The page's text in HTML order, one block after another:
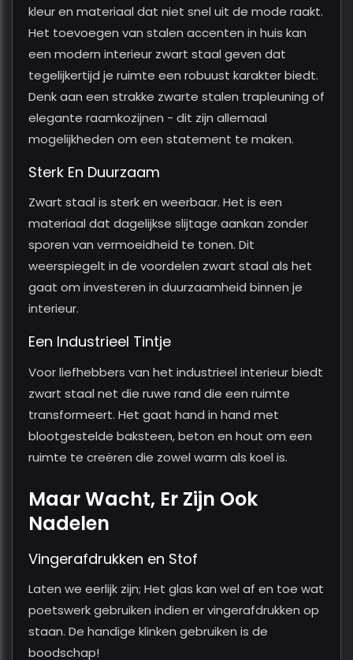
kleur en materiaal dat niet snel uit de mode raakt.
Het toevoegen van stalen accenten in huis kan
een modern interieur zwart staal geven dat
tegelijkertijd je ruimte een robuust karakter biedt.
Denk aan een strakke zwarte stalen trapleuning of
elegante raamkozijnen - dit zijn allemaal
mogelijkheden om een statement te maken.
Sterk En Duurzaam
Zwart staal is sterk en weerbaar. Het is een
materiaal dat dagelijkse slijtage aankan zonder
sporen van vermoeidheid te tonen. Dit
weerspiegelt in de voordelen zwart staal als het
gaat om investeren in duurzaamheid binnen je
interieur.
Een Industrieel Tintje
Voor liefhebbers van het industrieel interieur biedt
zwart staal net die ruwe rand die een ruimte
transformeert. Het gaat hand in hand met
blootgestelde baksteen, beton en hout om een
ruimte te creëren die zowel warm als koel is.
Maar Wacht, Er Zijn Ook
Nadelen
Vingerafdrukken en Stof
Laten we eerlijk zijn; Het glas kan wel af en toe wat
poetswerk gebruiken indien er vingerafdrukken op
staan. De handige klinken gebruiken is de
boodschap!